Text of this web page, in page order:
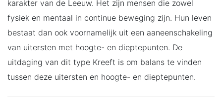
karakter van de Leeuw. Het zijn mensen die zowel
fysiek en mentaal in continue beweging zijn. Hun leven
bestaat dan ook voornamelijk uit een aaneenschakeling
van uitersten met hoogte- en dieptepunten. De
uitdaging van dit type Kreeft is om balans te vinden
tussen deze uitersten en hoogte- en dieptepunten.